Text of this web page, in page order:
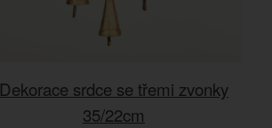
Dekorace srdce se třemi zvonky
35/22cm